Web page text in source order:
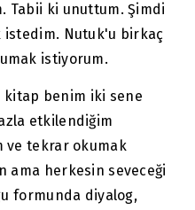
Tabii ki unuttum. Şimdi
istedim. Nutuk'u birkaç
istiyorum.
kitap benim iki sene
etkilendiğim
ve tekrar okumak
ama herkesin seveceği
formunda diyalog,